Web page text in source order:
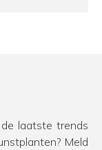
laatste trends
Meld